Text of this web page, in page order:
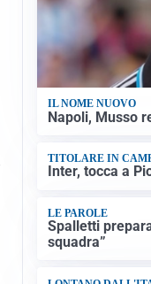
IL NOME NUOVO
Napoli, Musso
TITOLARE IN
Inter, tocca a
LE PAROLE
Spalletti
squadra”